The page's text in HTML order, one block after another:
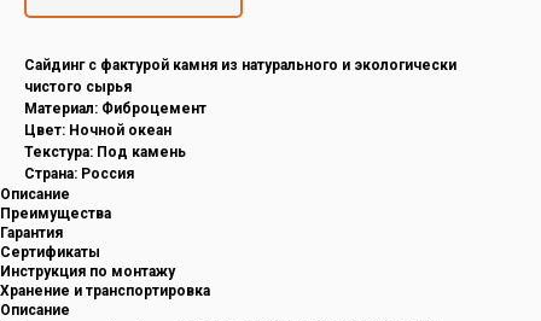
Cайдинг с фактурой камня из натурального и экологически
чистого сырья
Материал: Фиброцемент
Цвет: Ночной океан
Текстура: Под камень
Страна: Россия
Описание
Преимущества
Гарантия
Сертификаты
Инструкция по монтажу
Хранение и транспортировка
Описание